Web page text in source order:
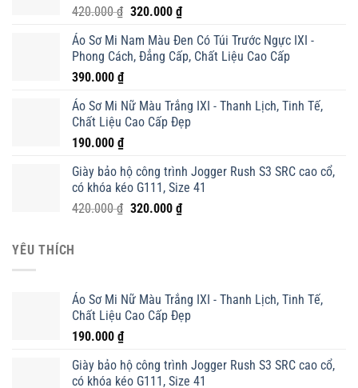
420.000₫ Giá
là:
420.000 ₫.
320.000 ₫Giá
tại
là:
Áo Sơ Mi Nam Màu Đen Có Túi Trước Ngực IXI -
Phong Cách, Đẳng Cấp, Chất Liệu Cao Cấp
390.000 ₫
Áo Sơ Mi Nữ Màu Trắng IXI - Thanh Lịch, Tinh Tế,
Chất Liệu Cao Cấp Đẹp
190.000 ₫
Giày bảo hộ công trình Jogger Rush S3 SRC cao cổ,
có khóa kéo G111, Size 41
420.000₫ Giá
320.000 ₫Giá
YÊU THÍCH
Áo Sơ Mi Nữ Màu Trắng IXI - Thanh Lịch, Tinh Tế,
Chất Liệu Cao Cấp Đẹp
190.000 ₫
Giày bảo hộ công trình Jogger Rush S3 SRC cao cổ,
có khóa kéo G111, Size 41